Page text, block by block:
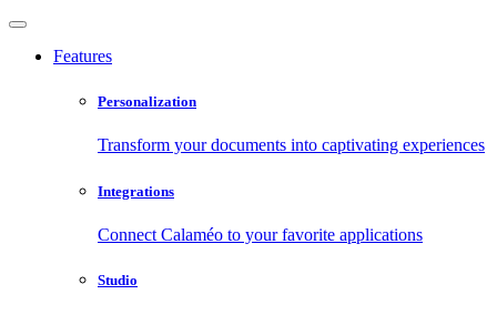
Features
Personalization
Transform your documents into captivating experiences
Integrations
Connect Calaméo to your favorite applications
Studio